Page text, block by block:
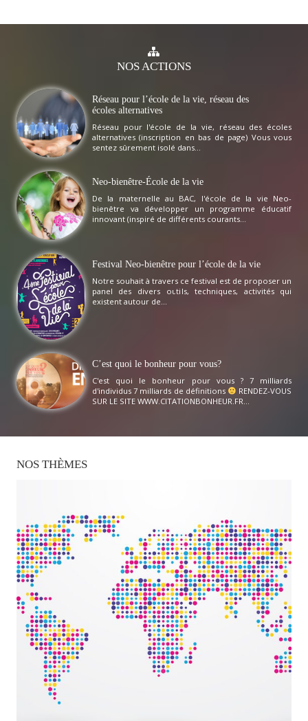
NOSACTIONS
Réseau pour l’école de la vie, réseau des
écoles alternatives
Réseau pour l'école de la vie, réseau des écoles
alternatives (inscription en bas de page) Vous vous
sentez sûrement isolé dans...
Neo-bienêtre-École de la vie
De la maternelle au BAC, l'école de la vie Neo-
bienêtre va développer un programme éducatif
innovant (inspiré de différents courants...
Festival Neo-bienêtre pour l’école de la vie
Notre souhait à travers ce festival est de proposer un
panel des divers outils, techniques, activités qui
existent autour de...
C’est quoi le bonheur pour vous?
C'est quoi le bonheur pour vous ? 7 milliards
d'individus 7 milliards de définitions
RENDEZ-VOUS
SUR LE SITE WWW.CITATIONBONHEUR.FR...
NOS THÈMES